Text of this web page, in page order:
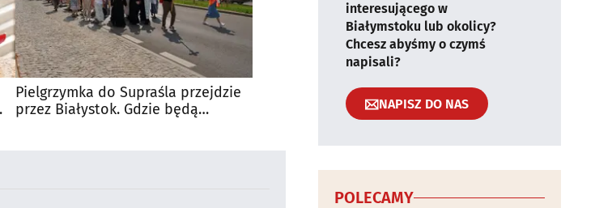
Pielgrzymka do Supraśla przejdzie
przez Białystok. Gdzie będą
interesującego w
Białymstoku lub okolicy?
Chcesz abyśmy o czymś
napisali?
NAPISZ DO NAS
POLECAMY